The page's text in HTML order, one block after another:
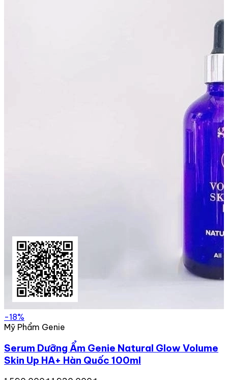
-18%
Mỹ Phẩm Genie
Serum Dưỡng Ẩm Genie Natural Glow Volume
Skin Up HA+ Hàn Quốc 100ml